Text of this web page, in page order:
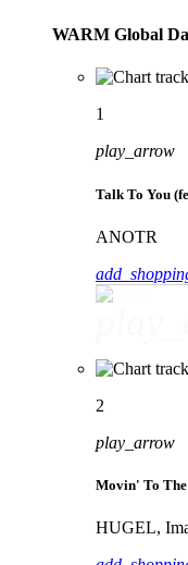
WARM Global
1
play_arrow
Talk To You
ANOTR
2
play_arrow
Movin' To The
HUGEL,